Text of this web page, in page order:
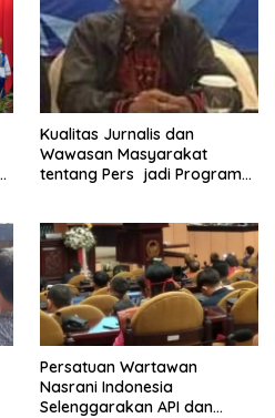
Kualitas Jurnalis dan
Wawasan Masyarakat
tentang Pers jadi Program
Persatuan Wartawan
Nasrani Indonesia
Selenggarakan API dan